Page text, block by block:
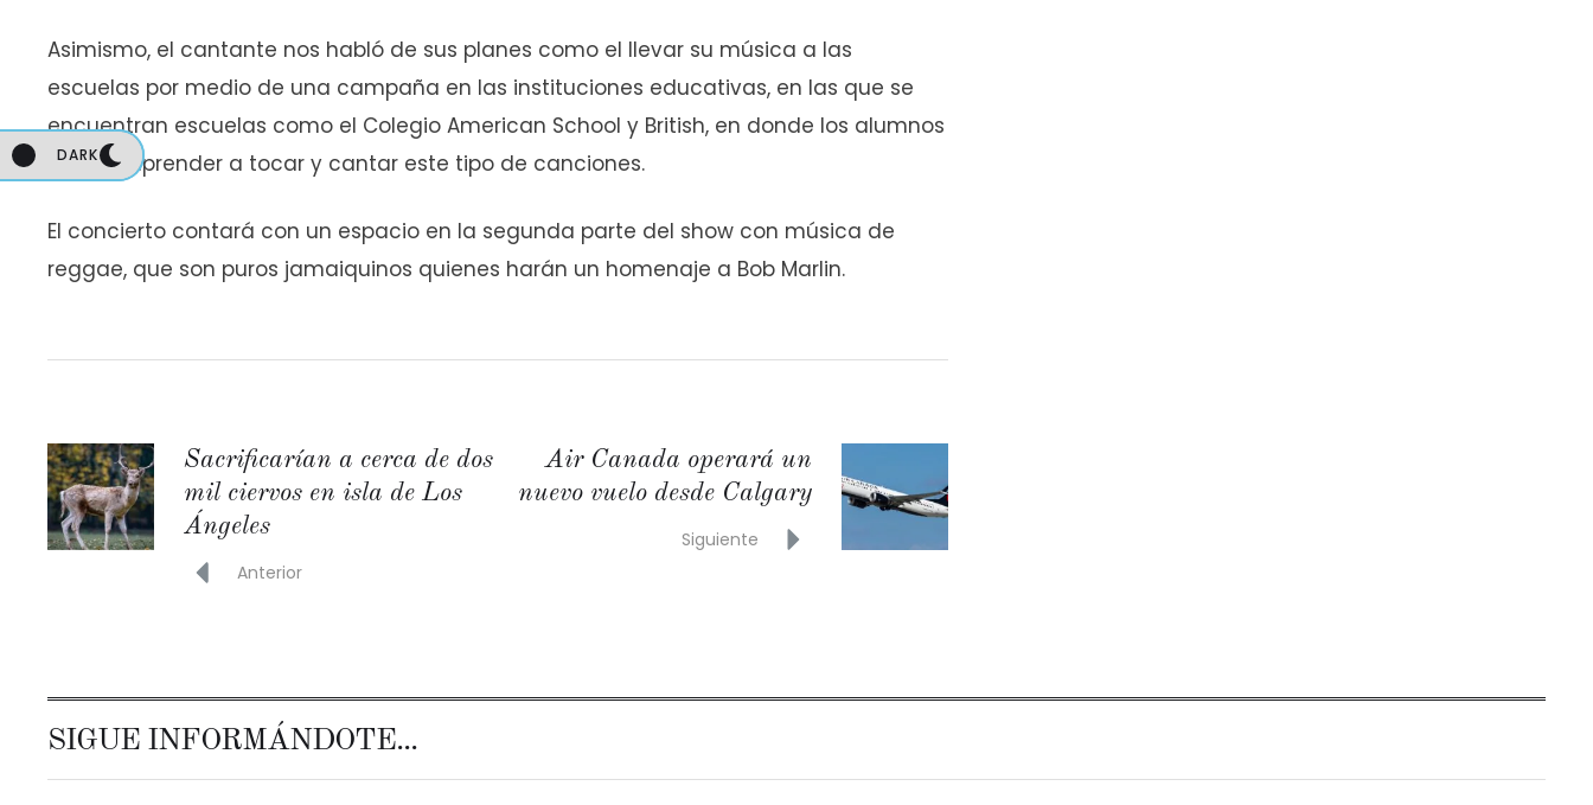
DARK
DARK
Asimismo, el cantante nos habló de sus planes como el llevar su música a las
escuelas por medio de una campaña en las instituciones educativas, en las que se
encuentran escuelas como el Colegio American School y British, en donde los alumnos
podrán aprender a tocar y cantar este tipo de canciones.
El concierto contará con un espacio en la segunda parte del show con música de
reggae, que son puros jamaiquinos quienes harán un homenaje a Bob Marlin.
Sacrificarían a cerca de dos
mil ciervos en isla de Los
Ángeles
Anterior
Air Canada operará un
nuevo vuelo desde Calgary
Siguiente
SIGUE INFORMÁNDOTE...